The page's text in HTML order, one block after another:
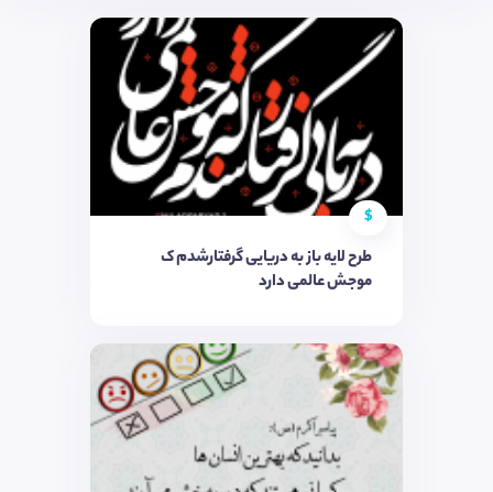
$
طرح لایه باز به دریایی گرفتارشدم ک
موجش عالمی دارد